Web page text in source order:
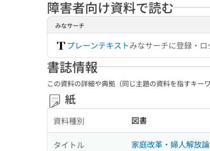
障害者向け資料で読む
みなサーチ
プレーンテキストみなサーチに登録・
書誌情報
この資料の詳細や典拠（同じ主題の資料を指すキー
紙
資料種別 図書
タイトル 家庭改革・婦人解放論